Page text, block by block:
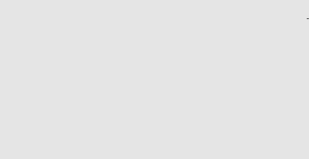
-